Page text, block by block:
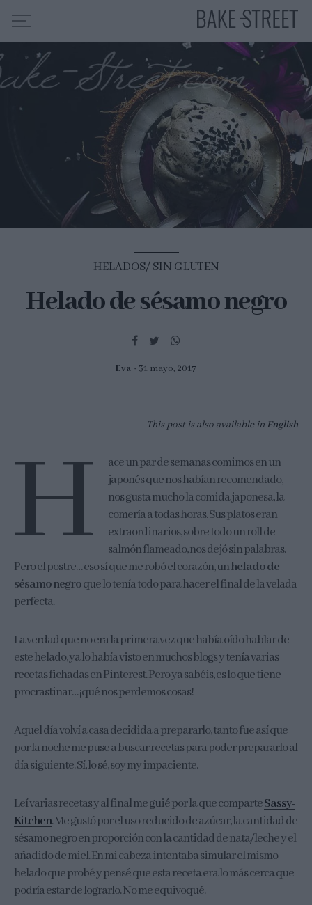
HOME
INDICE DE RECETAS
COLABORO CON
SOBRE MÍ
MIS CURSOS
CONTACTO
ES EN
HELADOS SIN GLUTEN
Helado de sésamo negro
Eva 31 mayo, 2017
This post is also available in English
H
ace un par de semanas comimos en un
japonés que nos habían recomendado,
nos gusta mucho la comida japonesa, la
comería a todas horas. Sus platos eran
extraordinarios, sobre todo un roll de
salmón flameado, nos dejó sin palabras.
Pero el postre… eso sí que me robó el corazón, unhelado de
sésamo negroque lo tenía todo para hacer el final de la velada
perfecta.
La verdad que no era la primera vez que había oído hablar de
este helado, ya lo había visto en muchos blogs y tenía varias
recetas fichadas en Pinterest. Pero ya sabéis, es lo que tiene
procrastinar… ¡qué nos perdemos cosas!
Aquel día volví a casa decidida a prepararlo, tanto fue así que
por la noche me puse a buscar recetas para poder prepararlo al
día siguiente. Sí, lo sé, soy my impaciente.
Leí varias recetas y al final me guié por la que comparteSassy-
Kitchen. Me gustó por el uso reducido de azúcar, la cantidad de
sésamo negro en proporción con la cantidad de nata/leche y el
añadido de miel. En mi cabeza intentaba simular el mismo
helado que probé y pensé que esta receta era lo más cerca que
podría estar de lograrlo. No me equivoqué.